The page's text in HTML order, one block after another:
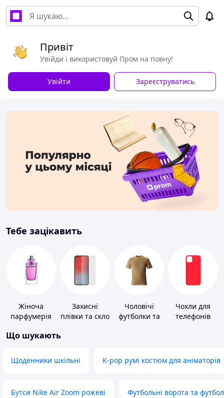
Привіт
Увійди і використовуй Пром на повну!
Увійти Зареєструватись
Тебе зацікавить
Жіноча
парфумерія
Захисні
плівки та скло
Чоловічі
футболки та
Чохли для
телефонів
Що шукають
Щоденники шкільні K-pop румі костюм для аніматорів
Бутси Nike Air Zoom рожеві Футбольні ворота та